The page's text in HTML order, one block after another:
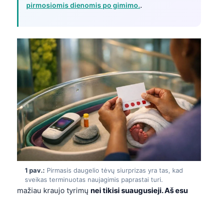
pirmosiomis dienomis po gimimo..
1 pav.: Pirmasis daugelio tėvų siurprizas yra tas, kad
sveikas terminuotas naujagimis paprastai turi.
mažiau kraujo tyrimų nei tikisi suaugusieji. Aš esu